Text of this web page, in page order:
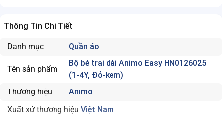
Thông Tin Chi Tiết
Danh mục Quần áo
Tên sản phẩm
Bộ bé trai dài Animo Easy HN0126025
(1-4Y, Đỏ-kem)
Thương hiệu
Animo
Xuất xứ thương hiệu Việt Nam